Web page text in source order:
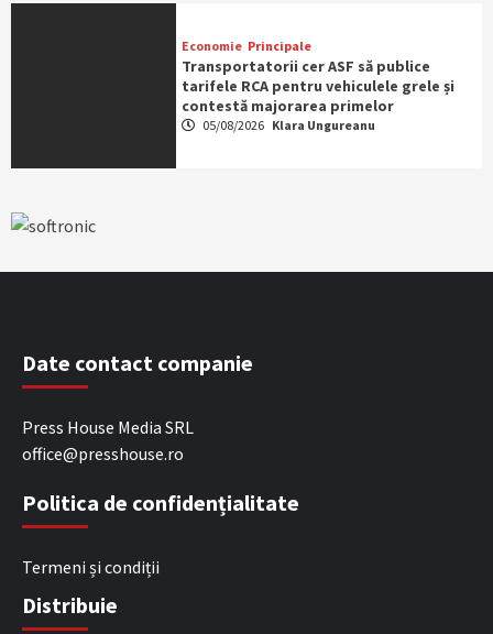
Economie Principale
Transportatorii cer ASF să publice
tarifele RCA pentru vehiculele grele și
contestă majorarea primelor
05/08/2026 Klara Ungureanu
Date contact companie
Press House Media SRL
office@presshouse.ro
Politica de confidențialitate
Termeni și condiții
Distribuie